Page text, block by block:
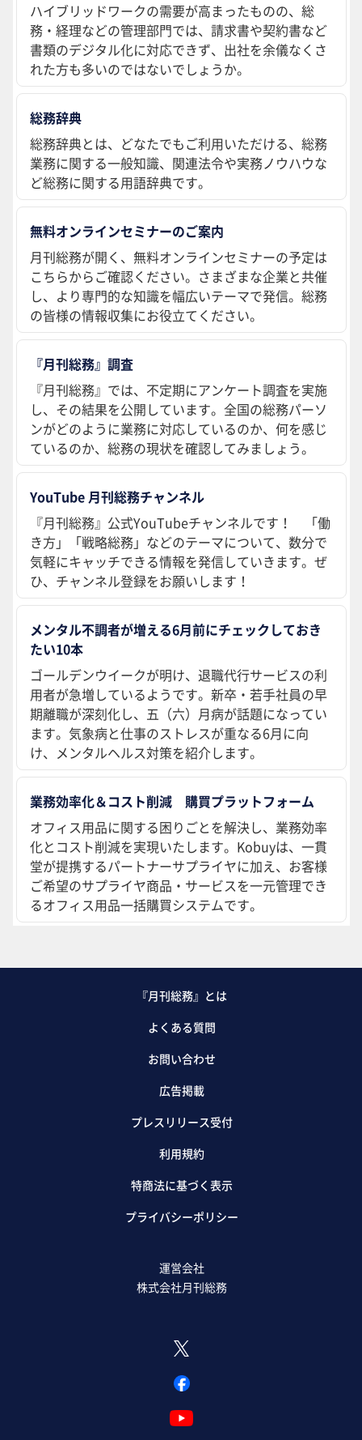
ハイブリッドワークの需要が高まったものの、総
務・経理などの管理部門では、請求書や契約書など
書類のデジタル化に対応できず、出社を余儀なくさ
れた方も多いのではないでしょうか。
総務辞典
総務辞典とは、どなたでもご利用いただける、総務
業務に関する一般知識、関連法令や実務ノウハウな
ど総務に関する用語辞典です。
無料オンラインセミナーのご案内
月刊総務が開く、無料オンラインセミナーの予定は
こちらからご確認ください。さまざまな企業と共催
し、より専門的な知識を幅広いテーマで発信。総務
の皆様の情報収集にお役立てください。
『月刊総務』調査
『月刊総務』では、不定期にアンケート調査を実施
し、その結果を公開しています。全国の総務パーソ
ンがどのように業務に対応しているのか、何を感じ
ているのか、総務の現状を確認してみましょう。
YouTube 月刊総務チャンネル
『月刊総務』公式YouTubeチャンネルです！ 「働
き方」「戦略総務」などのテーマについて、数分で
気軽にキャッチできる情報を発信していきます。ぜ
ひ、チャンネル登録をお願いします！
メンタル不調者が増える6月前にチェックしておき
たい10本
ゴールデンウイークが明け、退職代行サービスの利
用者が急増しているようです。新卒・若手社員の早
期離職が深刻化し、五（六）月病が話題になってい
ます。気象病と仕事のストレスが重なる6月に向
け、メンタルヘルス対策を紹介します。
業務効率化＆コスト削減 購買プラットフォーム
オフィス用品に関する困りごとを解決し、業務効率
化とコスト削減を実現いたします。Kobuyは、一貫
堂が提携するパートナーサプライヤに加え、お客様
ご希望のサプライヤ商品・サービスを一元管理でき
るオフィス用品一括購買システムです。
『月刊総務』とは
よくある質問
お問い合わせ
広告掲載
プレスリリース受付
利用規約
特商法に基づく表示
プライバシーポリシー
運営会社
株式会社月刊総務